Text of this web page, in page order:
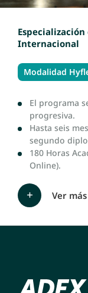
Internacional
Modalidad
El programa
progresiva.
Hasta seis
segundo
180 Horas
Online).
Ver más